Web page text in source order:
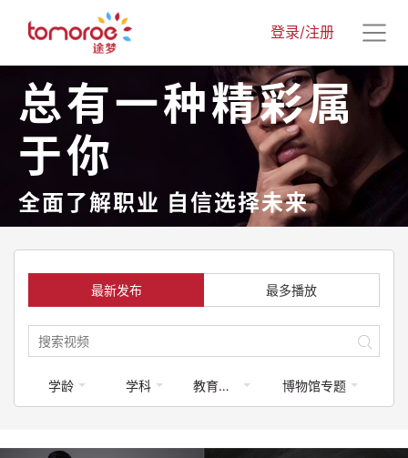
登录/注册
总有一种精彩属
于你
全面了解职业 自信选择未来
最新发布 最多播放
学龄 学科 教育类-体育运动 博物馆专题